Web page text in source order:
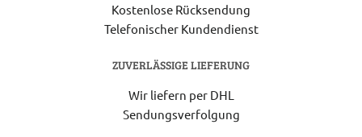
Kostenlose Rücksendung
Telefonischer Kundendienst
ZUVERLÄSSIGE LIEFERUNG
Wir liefern per DHL
Sendungsverfolgung